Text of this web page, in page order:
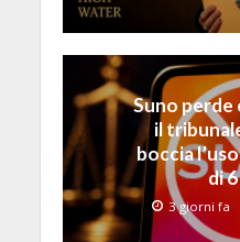
Suno perde
il
boccia
di
3 giorni fa